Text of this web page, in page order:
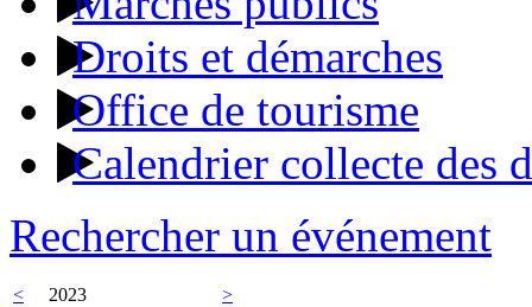
Droits et démarches
Office de tourisme
Calendrier collecte des
Rechercher un événement
< 2023
>